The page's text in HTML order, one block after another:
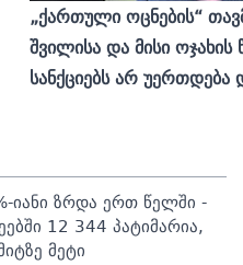
„ქართული ოცნების“
შვილისა და მისი
სანქციებს არ უერთდება
იანი ზრდა ერთ წელში -
12 344 პატიმარია,
მეტი